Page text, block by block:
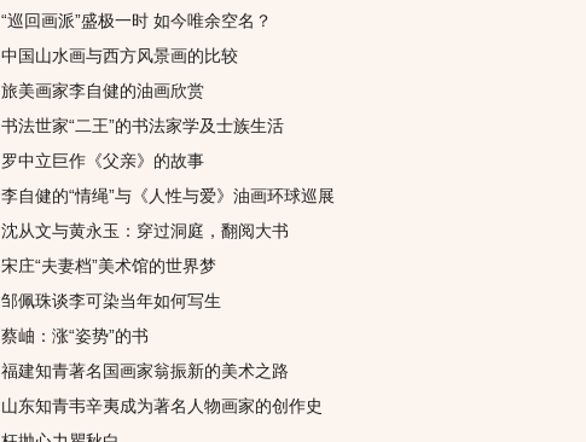
“巡回画派”盛极一时 如今唯余空名？
中国山水画与西方风景画的比较
旅美画家李自健的油画欣赏
书法世家“二王”的书法家学及士族生活
罗中立巨作《父亲》的故事
李自健的“情绳”与《人性与爱》油画环球巡展
沈从文与黄永玉：穿过洞庭，翻阅大书
宋庄“夫妻档”美术馆的世界梦
邹佩珠谈李可染当年如何写生
蔡岫：涨“姿势”的书
福建知青著名国画家翁振新的美术之路
山东知青韦辛夷成为著名人物画家的创作史